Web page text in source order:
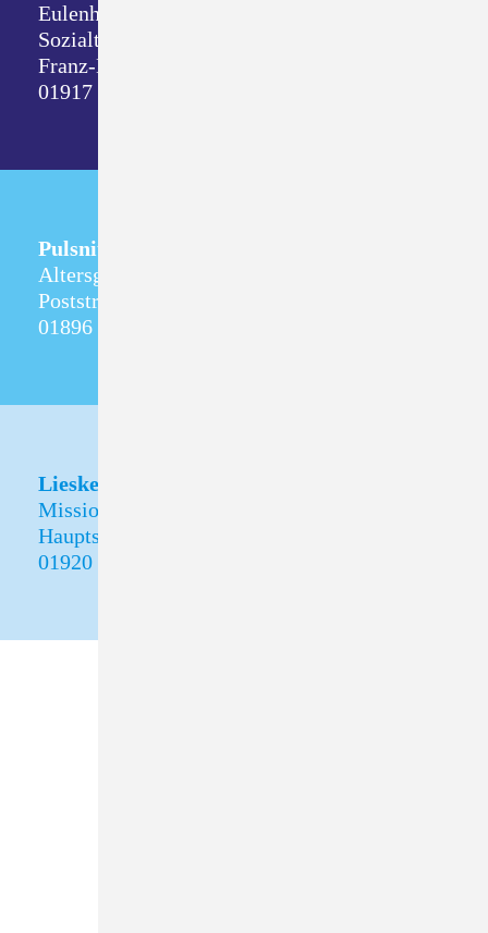
Eulenhof
Sozialtherapeutische Wohnstätte
Franz-Mehring-Straße 1
01917 Kamenz
Pulsnitz
Altersgerechtes Wohnen
Poststraße 5
01896 Pulsnitz
Lieske
Missionshof Lieske
Hauptstraße 30
01920 Oßling OT Lieske